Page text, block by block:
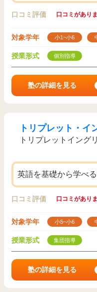
口コミ評価 口コミがあり
対象学年 小1~小6
授業形式 個別指導
塾の詳細を見る
トリプレット・イ
トリプレットイング
英語を基礎から学べ
口コミ評価 口コミがあり
対象学年 小5~小6
授業形式 集団指導
塾の詳細を見る